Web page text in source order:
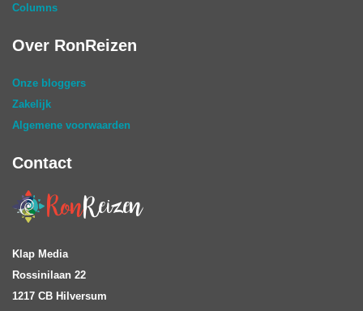
Columns
Over RonReizen
Onze bloggers
Zakelijk
Algemene voorwaarden
Contact
Klap Media
Rossinilaan 22
1217 CB Hilversum